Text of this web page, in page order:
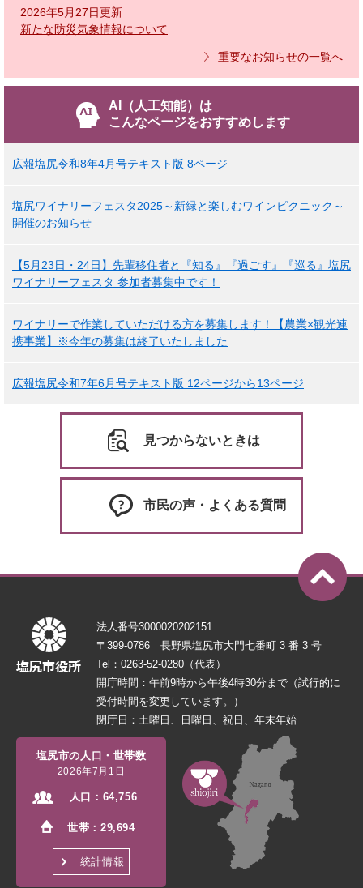
2026年5月27日更新
新たな防災気象情報について
重要なお知らせの一覧へ
AI（人工知能）は
こんなページをおすすめします
広報塩尻令和8年4月号テキスト版 8ページ
塩尻ワイナリーフェスタ2025～新緑と楽しむワインピクニック～
開催のお知らせ
【5月23日・24日】先輩移住者と『知る』『過ごす』『巡る』塩尻
ワイナリーフェスタ 参加者募集中です！
ワイナリーで作業していただける方を募集します！【農業×観光連
携事業】※今年の募集は終了いたしました
広報塩尻令和7年6月号テキスト版 12ページから13ページ
見つからないときは
市民の声・よくある質問
法人番号3000020202151
〒399-0786 長野県塩尻市大門七番町 3 番 3 号
Tel：0263-52-0280（代表）
開庁時間：午前9時から午後4時30分まで（試行的に
受付時間を変更しています。）
閉庁日：土曜日、日曜日、祝日、年末年始
塩尻市の人口・世帯数
2026年7月1日
人口： 64,756
世帯：29,694
統計情報